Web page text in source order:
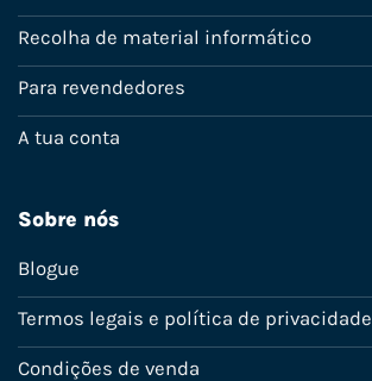
Recolha de material informático
Para revendedores
A tua conta
Sobre nós
Blogue
Termos legais e política de privacidade
Condições de venda